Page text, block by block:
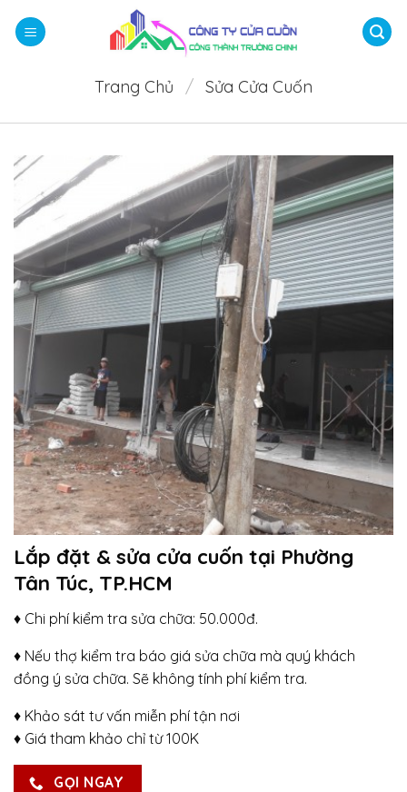
qua
Trang Chủ / Sửa Cửa Cuốn
Lắp đặt & sửa cửa cuốn tại Phường
Tân Túc, TP.HCM
♦ Chi phí kiểm tra sửa chữa: 50.000đ.
♦ Nếu thợ kiểm tra báo giá sửa chữa mà quý khách
đồng ý sửa chữa. Sẽ không tính phí kiểm tra.
♦ Khảo sát tư vấn miễn phí tận nơi
♦ Giá tham khảo chỉ từ 100K
GỌI NGAY